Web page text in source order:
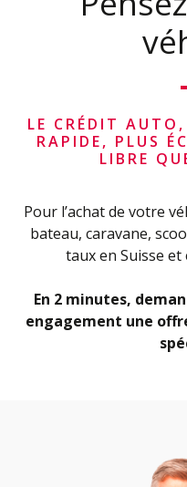
LE CRÉDIT
RAPIDE, PLUS
LIBRE
Pour l’achat de votre
bateau, caravane,
taux en Suisse
En 2 minutes,
engagement une